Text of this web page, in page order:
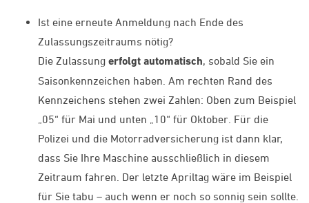
Ist eine erneute Anmeldung nach Ende des
Zulassungszeitraums nötig?
Die Zulassung erfolgt automatisch, sobald Sie ein
Saisonkennzeichen haben. Am rechten Rand des
Kennzeichens stehen zwei Zahlen: Oben zum Beispiel
„05“ für Mai und unten „10“ für Oktober. Für die
Polizei und die Motorradversicherung ist dann klar,
dass Sie Ihre Maschine ausschließlich in diesem
Zeitraum fahren. Der letzte Apriltag wäre im Beispiel
für Sie tabu – auch wenn er noch so sonnig sein sollte.